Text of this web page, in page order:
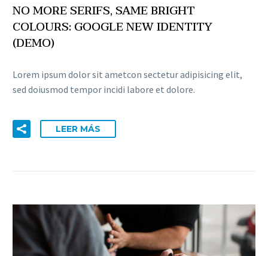
NO MORE SERIFS, SAME BRIGHT
COLOURS: GOOGLE NEW IDENTITY
(DEMO)
Lorem ipsum dolor sit ametcon sectetur adipisicing elit,
sed doiusmod tempor incidi labore et dolore.
LEER MÁS